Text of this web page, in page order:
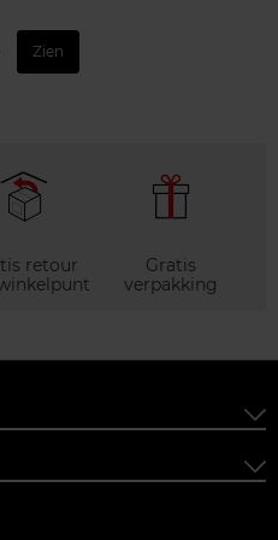
Zien
retour
Gratis
verpakking